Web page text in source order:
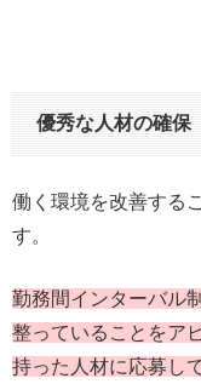
優秀な人材の確保
働く環境を改善する
す。
勤務間インターバル
整っていることをア
持った人材に応募し